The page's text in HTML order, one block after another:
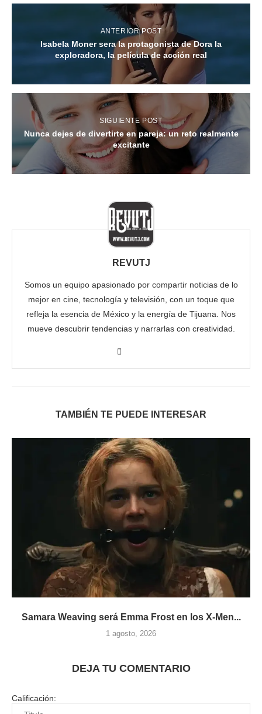
ANTERIOR POST
Isabela Moner sera la protagonista de Dora la
exploradora, la película de acción real
SIGUIENTE POST
Nunca dejes de divertirte en pareja: un reto realmente
excitante
REVUTJ
Somos un equipo apasionado por compartir noticias de lo
mejor en cine, tecnología y televisión, con un toque que
refleja la esencia de México y la energía de Tijuana. Nos
mueve descubrir tendencias y narrarlas con creatividad.
TAMBIÉN TE PUEDE INTERESAR
Samara Weaving será Emma Frost en los X-Men...
1 agosto, 2026
DEJA TU COMENTARIO
Calificación: